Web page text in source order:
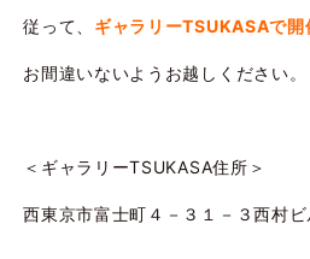
従って、 ギャラリーTSUKASAで開
お間違いないようお越しください。
＜ギャラリーTSUKASA住所＞
西東京市富士町４－３１－３西村ビ